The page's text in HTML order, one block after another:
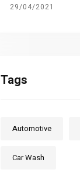
29/04/2021
Tags
Automotive
Car Wash